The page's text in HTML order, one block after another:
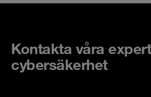
Kontakta våra
cybersäkerhet